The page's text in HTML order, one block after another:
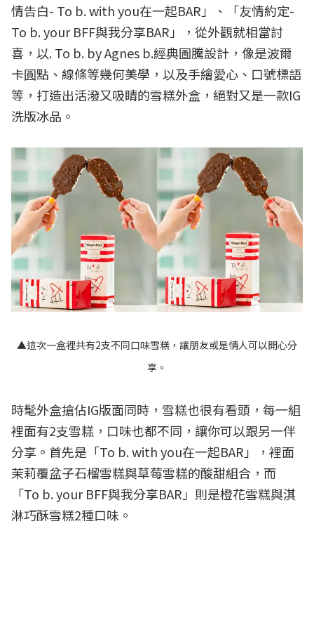
情告白- To b. with you在一起BAR」、「友情約定-
To b. your BFF與我分享BAR」，從外觀就相當討
喜，以. To b. by Agnes b.經典圖騰設計，像是波爾
卡圓點、線條等幾何美學，以及手繪愛心、口號標語
等，打造出活潑又吸睛的雪糕外盒，絕對又是一款IG
洗版冰品。
▲這次一盒裡共有2支不同口味雪糕，讓朋友或是情人可以開心分
享。
時髦外盒搶佔IG版面同時，雪糕也很有看頭，每一組
裡面有2支雪糕，口味也都不同，讓你可以跟另一伴
分享。首先是「To b. with you在一起BAR」，裡面
茉莉覆盆子石榴雪糕與草莓雪糕的酸甜組合，而
「To b. your BFF與我分享BAR」則是橙花雪糕與淇
淋巧酥雪糕2種口味。